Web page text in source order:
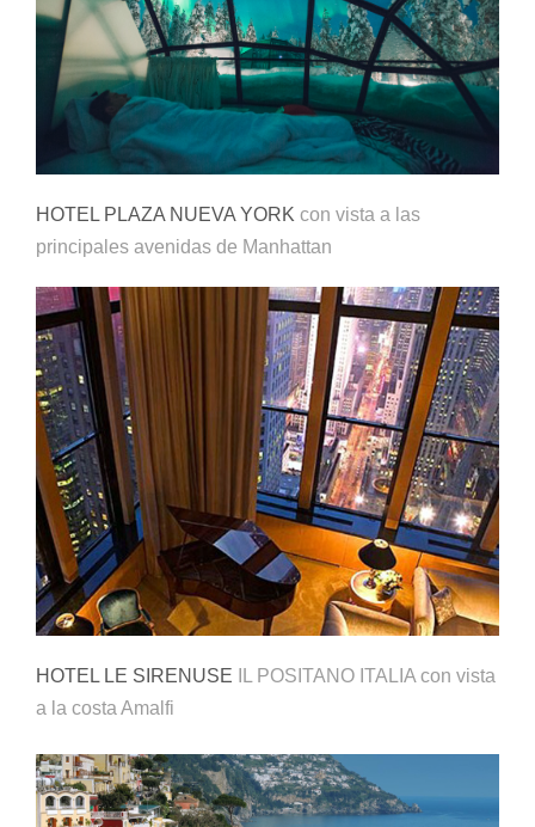
HOTEL PLAZA NUEVA YORK con vista a las
principales avenidas de Manhattan
HOTEL LE SIRENUSE
IL POSITANO ITALIA con vista
a la costa Amalfi